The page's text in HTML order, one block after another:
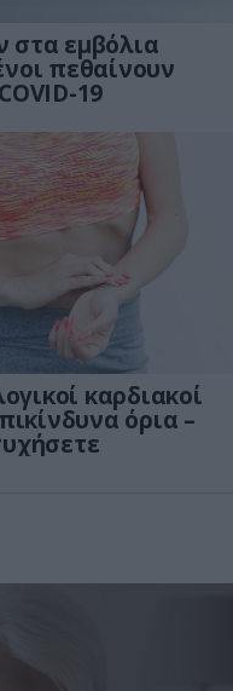
στα εμβόλια
πεθαίνουν
19
καρδιακοί
όρια –